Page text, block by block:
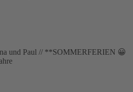
und Paul // **SOMMERFERIEN 😀